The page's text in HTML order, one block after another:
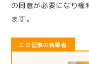
の同意が必要になり権
ます。
この記事の執筆者